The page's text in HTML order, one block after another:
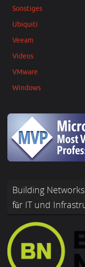
Sonstiges
Ubiquiti
Veeam
Videos
VMware
Windows
Building
für IT und